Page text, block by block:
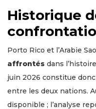
Historique
Porto Rico et l’Arabie
affrontés dans
juin 2026 constitue
entre les deux nations.
disponible ; l’analyse